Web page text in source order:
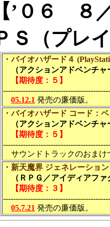
【’０６ ８
Ｓ（プレ
・バイオハザード４
（アクションアドベンチャ
【期待度：５】
05.12.1 発売の廉価版。
・バイオハザード コード：
（アクションアドベンチャ
【期待度：５】
サウンドトラックのおまけ
・新天魔界 ジェネレーショ
（ＲＰＧ／アイディアファ
【期待度：３】
05.7.21 発売の廉価版。